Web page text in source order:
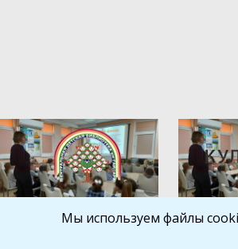
Библиокрай
Мы используем файлы